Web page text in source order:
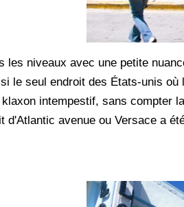
les niveaux avec une petite
le seul endroit des États-unis
intempestif, sans compter
d'Atlantic avenue ou Versace a